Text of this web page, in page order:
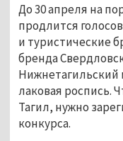
До 30 апреля на
продлится
и туристические
бренда
Нижнетагильский
лаковая роспись.
Тагил, нужно
конкурса.